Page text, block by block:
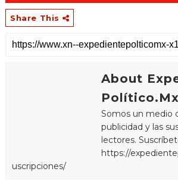
Share This
About
Político.Mx
Somos un medio
publicidad y las
lectores.
https://
uscripciones/